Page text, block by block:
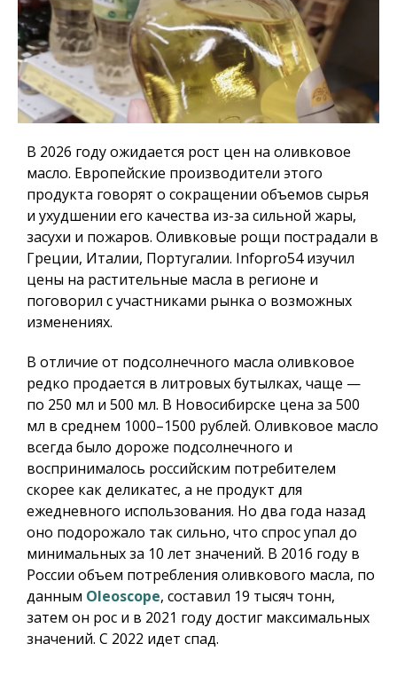
В 2026 году ожидается рост цен на оливковое
масло. Европейские производители этого
продукта говорят о сокращении объемов сырья
и ухудшении его качества из-за сильной жары,
засухи и пожаров. Оливковые рощи пострадали в
Греции, Италии, Португалии. Infopro54изучил
цены на растительные масла в регионе и
поговорил с участниками рынка о возможных
изменениях.
В отличие от подсолнечного масла оливковое
редко продается в литровых бутылках, чаще —
по 250 мл и 500 мл. В Новосибирске цена за 500
мл в среднем 1000–1500 рублей. Оливковое масло
всегда было дороже подсолнечного и
воспринималось российским потребителем
скорее как деликатес, а не продукт для
ежедневного использования. Но два года назад
оно подорожало так сильно, что спрос упал до
минимальных за 10 лет значений. В 2016 году в
России объем потребления оливкового масла, по
данным Oleoscope, составил 19 тысяч тонн,
затем он рос и в 2021 году достиг максимальных
значений. С 2022 идет спад.